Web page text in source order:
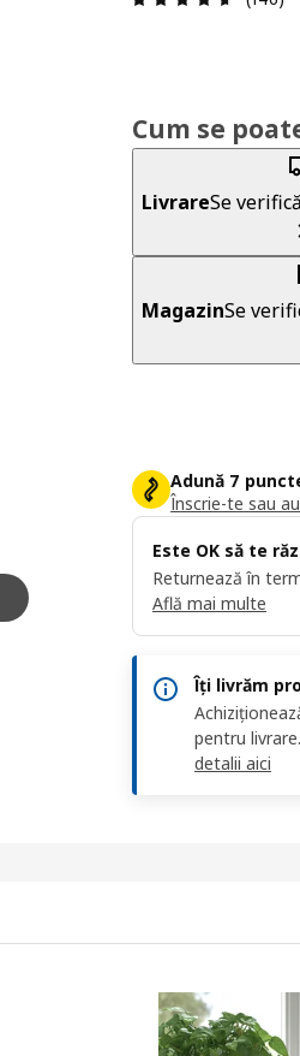
Cum se
LivrareSe
MagazinSe
Adună 7
Înscrie-te sau
Este OK să te
Returnează în
Află mai multe
Îți livrăm
pentru
detalii aici